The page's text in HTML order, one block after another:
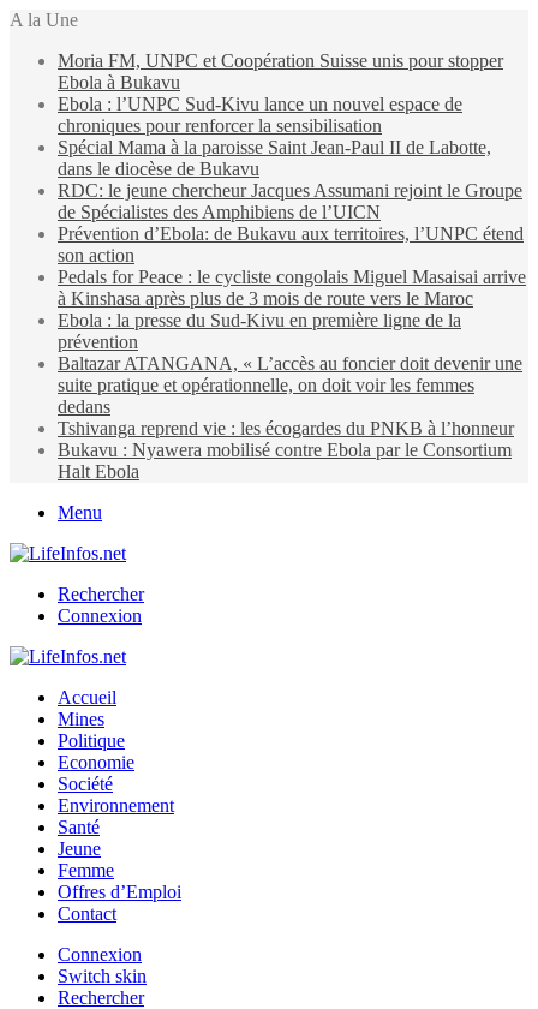
A la Une
Moria FM, UNPC et Coopération Suisse unis pour stopper
Ebola à Bukavu
Ebola : l’UNPC Sud-Kivu lance un nouvel espace de
chroniques pour renforcer la sensibilisation
Spécial Mama à la paroisse Saint Jean-Paul II de Labotte,
dans le diocèse de Bukavu
RDC: le jeune chercheur Jacques Assumani rejoint le Groupe
de Spécialistes des Amphibiens de l’UICN
Prévention d’Ebola: de Bukavu aux territoires, l’UNPC étend
son action
Pedals for Peace : le cycliste congolais Miguel Masaisai arrive
à Kinshasa après plus de 3 mois de route vers le Maroc
Ebola : la presse du Sud-Kivu en première ligne de la
prévention
Baltazar ATANGANA, « L’accès au foncier doit devenir une
suite pratique et opérationnelle, on doit voir les femmes
dedans
Tshivanga reprend vie : les écogardes du PNKB à l’honneur
Bukavu : Nyawera mobilisé contre Ebola par le Consortium
Halt Ebola
Menu
Rechercher
Connexion
Accueil
Mines
Politique
Economie
Société
Environnement
Santé
Jeune
Femme
Offres d’Emploi
Contact
Connexion
Switch skin
Rechercher